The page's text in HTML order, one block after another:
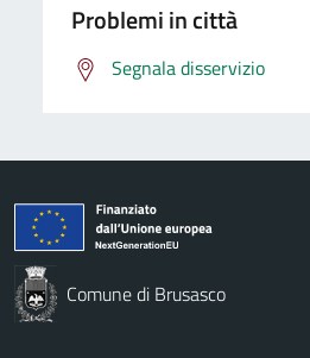
Problemi in città
Segnala disservizio
Comune di Brusasco